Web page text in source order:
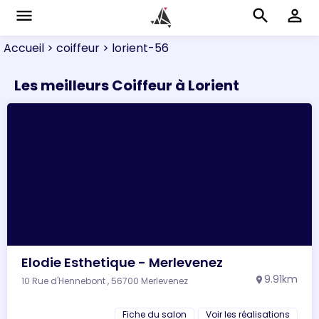
menu search perm_identity
Accueil > coiffeur > lorient-56
Les meilleurs Coiffeur à Lorient
Elodie Esthetique - Merlevenez
10 Rue d'Hennebont , 56700 Merlevenez location_on 9.91km
Fiche du salon Voir les réalisations